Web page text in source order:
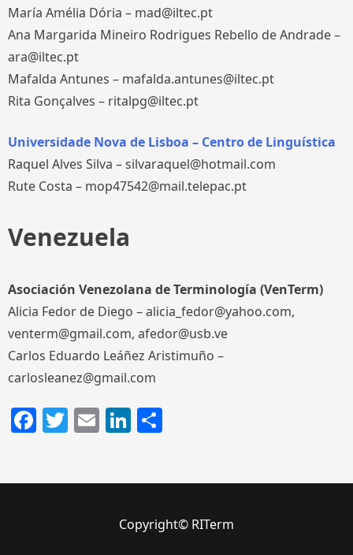
María Amélia Dória – mad@iltec.pt
Ana Margarida Mineiro Rodrigues Rebello de Andrade –
ara@iltec.pt
Mafalda Antunes – mafalda.antunes@iltec.pt
Rita Gonçalves – ritalpg@iltec.pt
Universidade Nova de Lisboa – Centro de Linguística
Raquel Alves Silva – silvaraquel@hotmail.com
Rute Costa – mop47542@mail.telepac.pt
Venezuela
Asociación Venezolana de Terminología (VenTerm)
Alicia Fedor de Diego – alicia_fedor@yahoo.com,
venterm@gmail.com, afedor@usb.ve
Carlos Eduardo Leáñez Aristimuño –
carlosleanez@gmail.com
Facebook
Twitter
EmailLinkedIn
Copyright© RITerm